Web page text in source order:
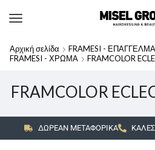
Αρχική σελίδα
FRAMESI -
FRAMESI - ΧΡΩΜΑ
FRAMCOLOR
FRAMCOLOR
ΔΩΡΕΑΝ ΜΕΤΑΦΟΡΙΚΑ